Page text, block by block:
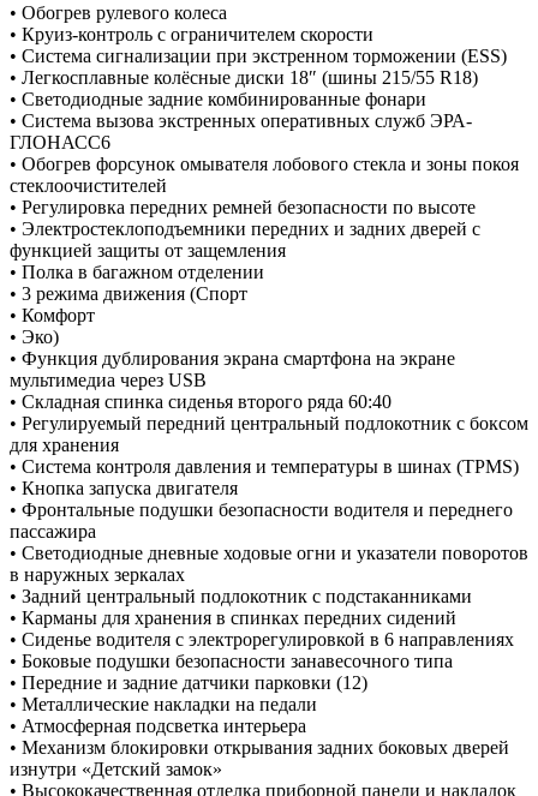
• Обогрев рулевого колеса
• Круиз-контроль с ограничителем скорости
• Система сигнализации при экстренном торможении (ESS)
• Легкосплавные колёсные диски 18″ (шины 215/55 R18)
• Светодиодные задние комбинированные фонари
• Система вызова экстренных оперативных служб ЭРА-
ГЛОНАСС6
• Обогрев форсунок омывателя лобового стекла и зоны покоя
стеклоочистителей
• Регулировка передних ремней безопасности по высоте
• Электростеклоподъемники передних и задних дверей с
функцией защиты от защемления
• Полка в багажном отделении
• 3 режима движения (Спорт
• Комфорт
• Эко)
• Функция дублирования экрана смартфона на экране
мультимедиa через USB
• Складная спинка сиденья второго ряда 60:40
• Регулируемый передний центральный подлокотник с боксом
для хранения
• Система контроля давления и температуры в шинах (TPMS)
• Кнопка запуска двигателя
• Фронтальные подушки безопасности водителя и переднего
пассажира
• Светодиодные дневные ходовые огни и указатели поворотов
в наружных зеркалах
• Задний центральный подлокотник с подстаканниками
• Карманы для хранения в спинках передних сидений
• Сиденье водителя с электрорегулировкой в 6 направлениях
• Боковые подушки безопасности занавесочного типа
• Передние и задние датчики парковки (12)
• Металлические накладки на педали
• Атмосферная подсветка интерьера
• Механизм блокировки открывания задних боковых дверей
изнутри «Детский замок»
• Высококачественная отделка приборной панели и накладок